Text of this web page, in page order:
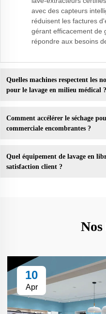
avec des capteurs
réduisent les factures
gérant efficacement de
répondre aux besoins
Quelles machines respectent les
pour le lavage en milieu médical ?
Comment accélérer le séchage
commerciale encombrantes ?
Quel équipement de lavage en
satisfaction client ?
10
Apr